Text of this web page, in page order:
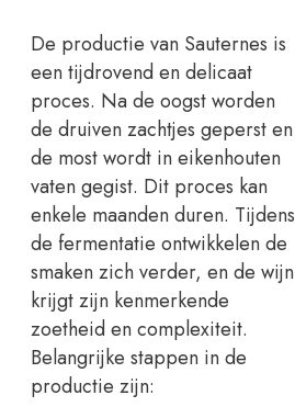
De productie van Sauternes is
een tijdrovend en delicaat
proces. Na de oogst worden
de druiven zachtjes geperst en
de most wordt in eikenhouten
vaten gegist. Dit proces kan
enkele maanden duren. Tijdens
de fermentatie ontwikkelen de
smaken zich verder, en de wijn
krijgt zijn kenmerkende
zoetheid en complexiteit.
Belangrijke stappen in de
productie zijn: